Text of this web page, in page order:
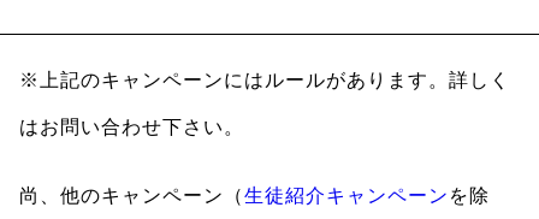
※上記のキャンペーンにはルールがあります。詳しく
はお問い合わせ下さい。
尚、他のキャンペーン（生徒紹介キャンペーン を除